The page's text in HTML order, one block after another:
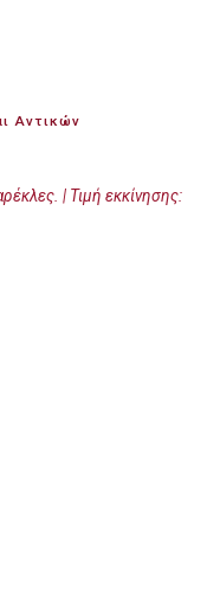
Αντικών
| Τιμή εκκίνησης: